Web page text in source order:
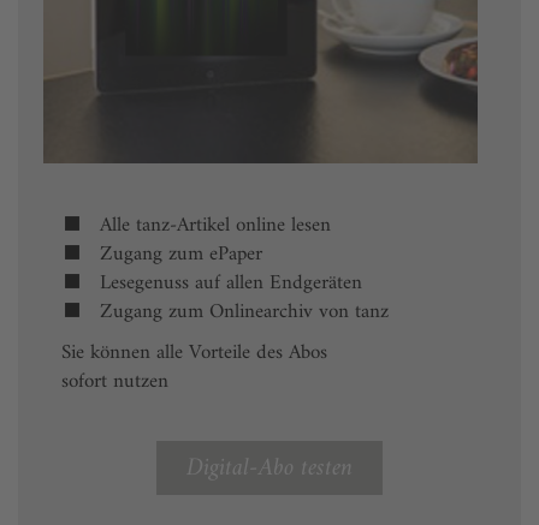
Alle tanz-Artikel online lesen
Zugang zum ePaper
Lesegenuss auf allen Endgeräten
Zugang zum Onlinearchiv von tanz
Sie können alle Vorteile des Abos
sofort nutzen
Digital-Abo testen